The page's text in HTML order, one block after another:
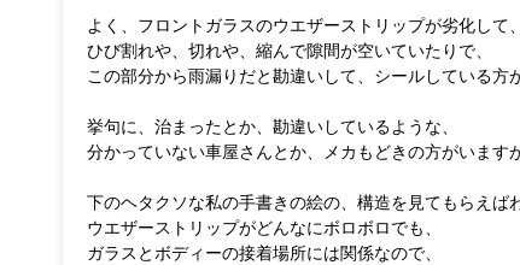
よく、フロントガラスのウエザーストリップが劣化して、
ひび割れや、切れや、縮んで隙間が空いていたりで、
この部分から雨漏りだと勘違いして、シールしている方
挙句に、治まったとか、勘違いしているような、
分かっていない車屋さんとか、メカもどきの方がいますが
下のヘタクソな私の手書きの絵の、構造を見てもらえば
ウエザーストリップがどんなにボロボロでも、
ガラスとボディーの接着場所には関係なので、